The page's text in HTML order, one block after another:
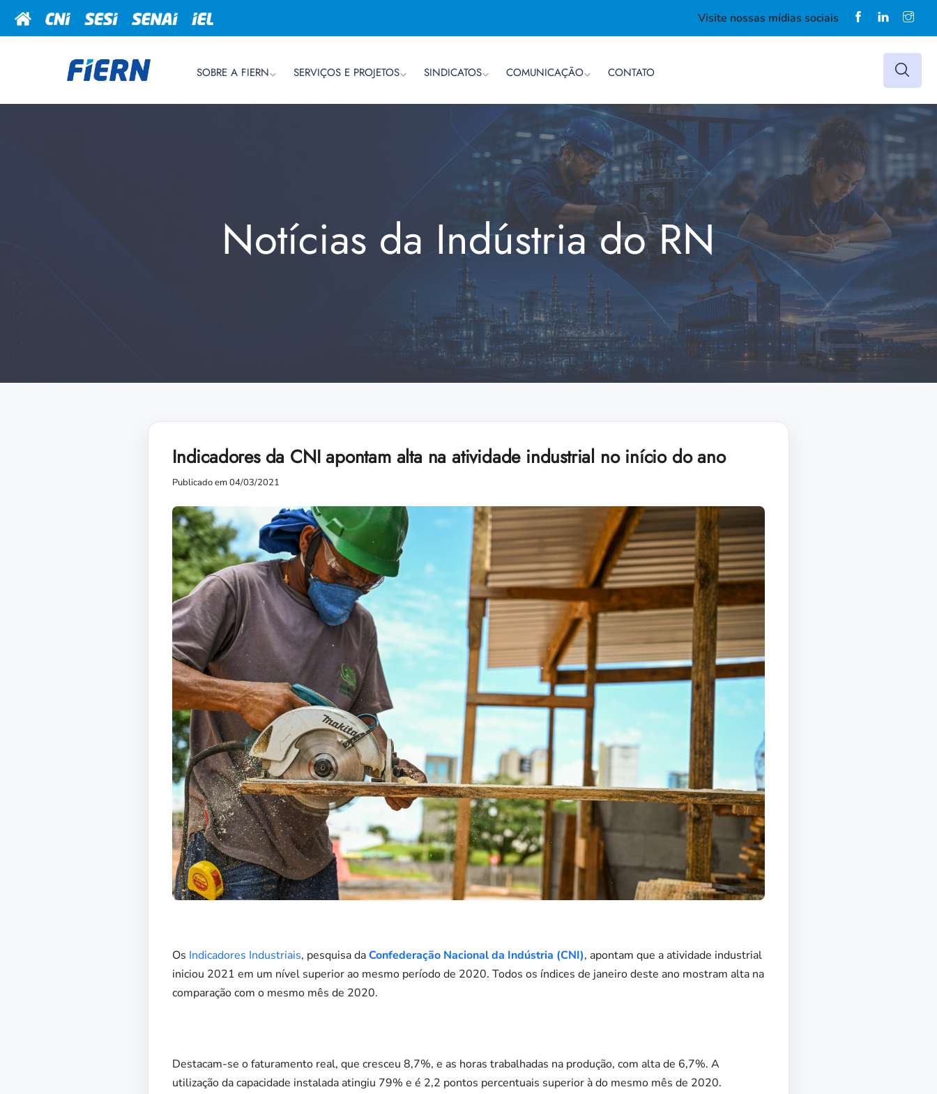
Visite nossas mídias sociais
SOBRE A FIERN SERVIÇOS E PROJETOS SINDICATOS COMUNICAÇÃO CONTATO
Notícias da Indústria do RN
Indicadores da CNI apontam alta na atividade industrial no início do ano
Publicado em 04/03/2021
Os Indicadores Industriais, pesquisa daConfederação Nacional da Indústria (CNI), apontam que a atividade industrial
iniciou 2021 em um nível superior ao mesmo período de 2020. Todos os índices de janeiro deste ano mostram alta na
comparação com o mesmo mês de 2020.
Destacam-se o faturamento real, que cresceu 8,7%, e as horas trabalhadas na produção, com alta de 6,7%. A
utilização da capacidade instalada atingiu 79% e é 2,2 pontos percentuais superior à do mesmo mês de 2020.